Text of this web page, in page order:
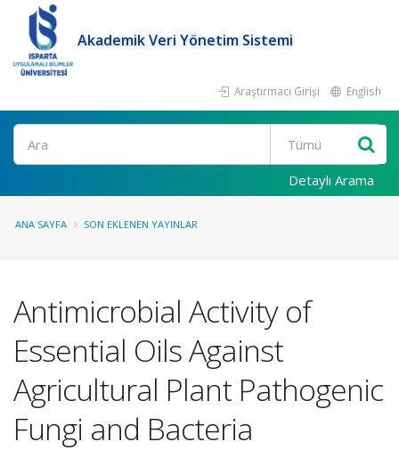
Akademik Veri Yönetim Sistemi
Araştırmacı Girişi English
Ara
Detaylı Arama
ANA SAYFA SON EKLENEN YAYINLAR
Antimicrobial Activity of
Essential Oils Against
Agricultural Plant Pathogenic
Fungi and Bacteria